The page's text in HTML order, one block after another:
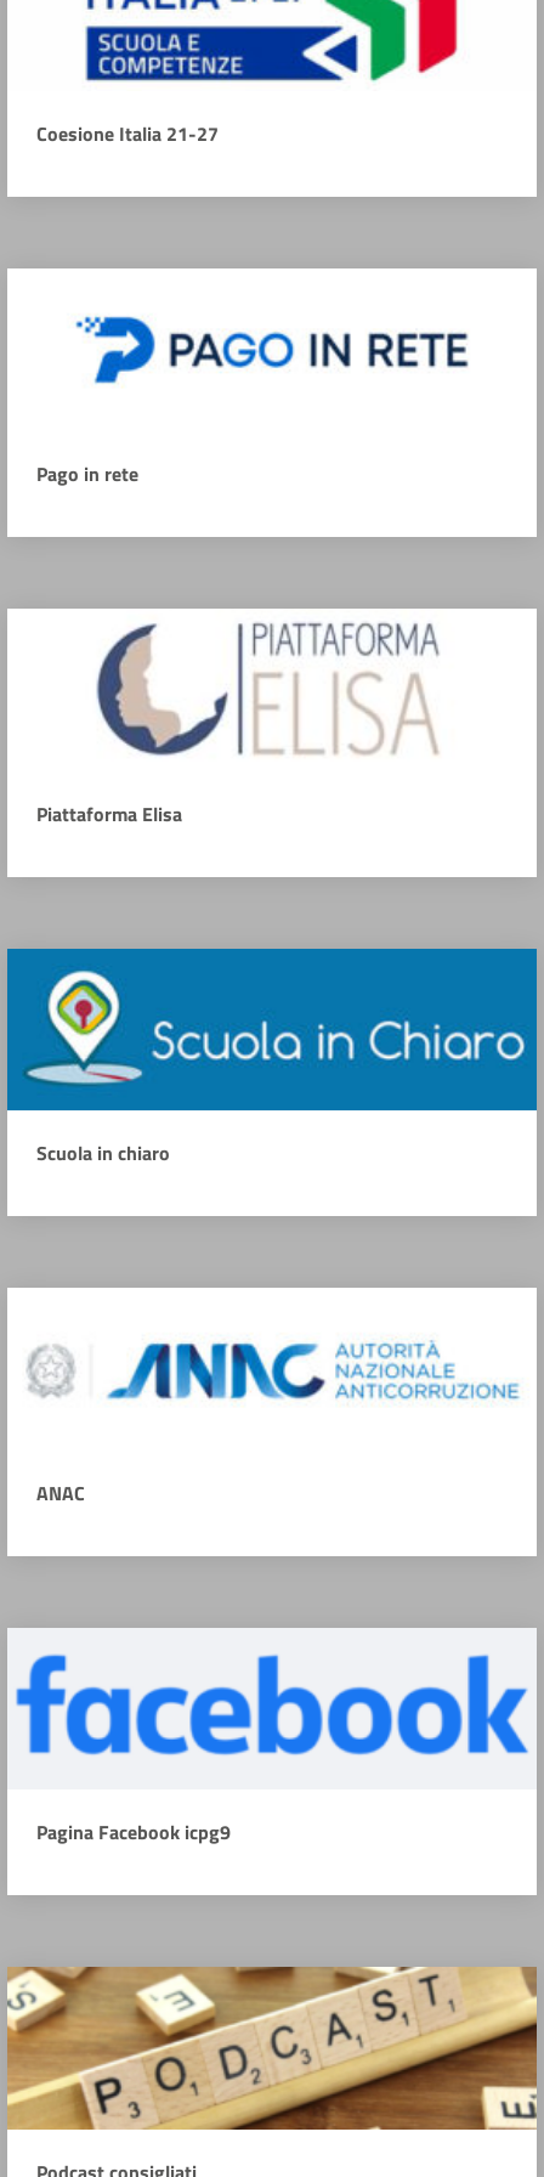
Coesione Italia 21-27
Pago in rete
Piattaforma Elisa
Scuola in chiaro
ANAC
Pagina Facebook icpg9